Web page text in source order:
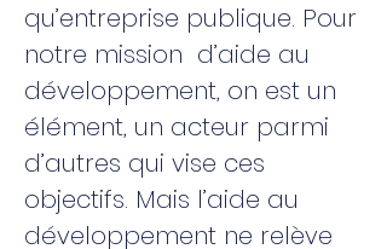
qu’entreprise publique. Pour
notre mission d’aide au
développement, on est un
élément, un acteur parmi
d’autres qui vise ces
objectifs. Mais l’aide au
développement ne relève